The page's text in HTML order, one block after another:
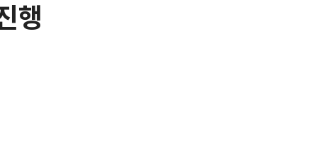
행